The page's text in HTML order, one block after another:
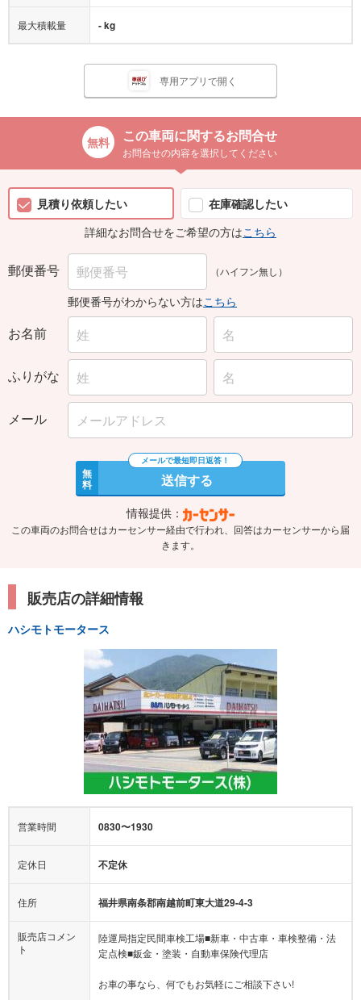
最大積載量 - kg
専用アプリで開く
この車両に関するお問合せ
お問合せの内容を選択してください
見積り依頼したい
在庫確認したい
詳細なお問合せをご希望の方はこちら
郵便番号 （ハイフン無し）
郵便番号がわからない方はこちら
お名前
ふりがな
メール
無
料 送信する
情報提供：
この車両のお問合せはカーセンサー経由で行われ、回答はカーセンサーから届
きます。
販売店の詳細情報
ハシモトモータース
営業時間 0830〜1930
定休日 不定休
住所 福井県南条郡南越前町東大道29-4-3
販売店コメン
ト
陸運局指定民間車検工場■新車・中古車・車検整備・法
定点検■鈑金・塗装・自動車保険代理店
お車の事なら、何でもお気軽にご相談下さい!